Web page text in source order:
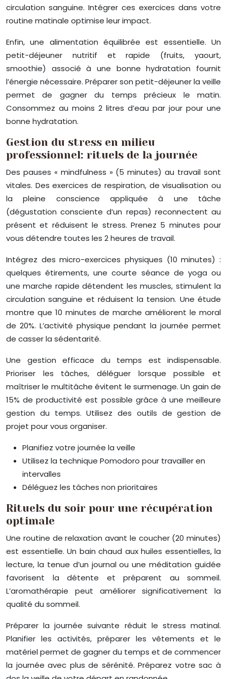
circulation sanguine. Intégrer ces exercices dans votre
routine matinale optimise leur impact.
Enfin, une alimentation équilibrée est essentielle. Un
petit-déjeuner nutritif et rapide (fruits, yaourt,
smoothie) associé à une bonne hydratation fournit
l’énergie nécessaire. Préparer son petit-déjeuner la veille
permet de gagner du temps précieux le matin.
Consommez au moins 2 litres d’eau par jour pour une
bonne hydratation.
Gestion du stress en milieu
professionnel: rituels de la journée
Des pauses « mindfulness » (5 minutes) au travail sont
vitales. Des exercices de respiration, de visualisation ou
la pleine conscience appliquée à une tâche
(dégustation consciente d’un repas) reconnectent au
présent et réduisent le stress. Prenez 5 minutes pour
vous détendre toutes les 2 heures de travail.
Intégrez des micro-exercices physiques (10 minutes) :
quelques étirements, une courte séance de yoga ou
une marche rapide détendent les muscles, stimulent la
circulation sanguine et réduisent la tension. Une étude
montre que 10 minutes de marche améliorent le moral
de 20%. L’activité physique pendant la journée permet
de casser la sédentarité.
Une gestion efficace du temps est indispensable.
Prioriser les tâches, déléguer lorsque possible et
maîtriser le multitâche évitent le surmenage. Un gain de
15% de productivité est possible grâce à une meilleure
gestion du temps. Utilisez des outils de gestion de
projet pour vous organiser.
Planifiez votre journée la veille
Utilisez la technique Pomodoro pour travailler en
intervalles
Déléguez les tâches non prioritaires
Rituels du soir pour une récupération
optimale
Une routine de relaxation avant le coucher (20 minutes)
est essentielle. Un bain chaud aux huiles essentielles, la
lecture, la tenue d’un journal ou une méditation guidée
favorisent la détente et préparent au sommeil.
L’aromathérapie peut améliorer significativement la
qualité du sommeil.
Préparer la journée suivante réduit le stress matinal.
Planifier les activités, préparer les vêtements et le
matériel permet de gagner du temps et de commencer
la journée avec plus de sérénité. Préparez votre sac à